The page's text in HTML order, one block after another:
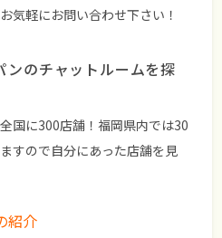
気軽にお問い合わせ下さい！
ンのチャットルームを探
国に300店舗！福岡県内では30
すので自分にあった店舗を見
紹介